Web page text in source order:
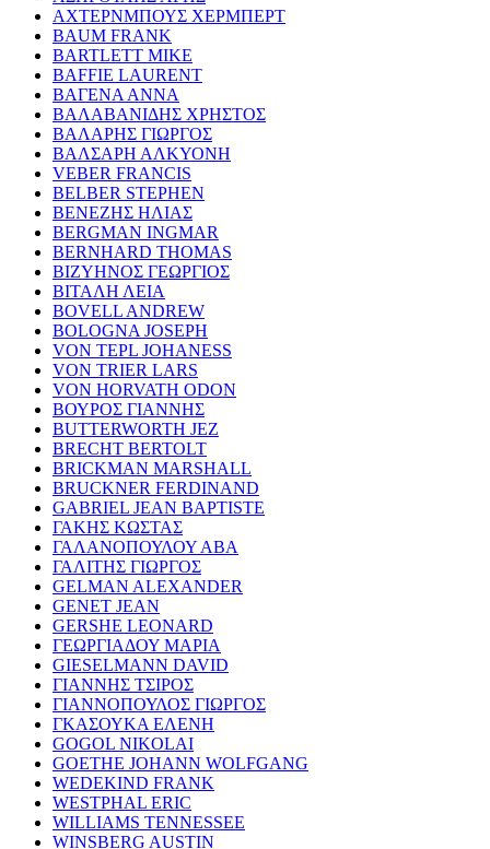
ΑΧΤΕΡΝΜΠΟΥΣ ΧΕΡΜΠΕΡΤ
BAUM FRANK
BARTLETT MIKE
BAFFIE LAURENT
ΒΑΓΕΝΑ ΑΝΝΑ
ΒΑΛΑΒΑΝΙΔΗΣ ΧΡΗΣΤΟΣ
ΒΑΛΑΡΗΣ ΓΙΩΡΓΟΣ
ΒΑΛΣΑΡΗ ΑΛΚΥΟΝΗ
VEBER FRANCIS
BELBER STEPHEN
ΒΕΝΕΖΗΣ ΗΛΙΑΣ
BERGMAN INGMAR
BERNHARD THOMAS
ΒΙΖΥΗΝΟΣ ΓΕΩΡΓΙΟΣ
ΒΙΤΑΛΗ ΛΕΙΑ
BOVELL ANDREW
BOLOGNA JOSEPH
VON TEPL JOHANESS
VON TRIER LARS
VON HORVATH ODON
ΒΟΥΡΟΣ ΓΙΑΝΝΗΣ
BUTTERWORTH JEZ
BRECHT BERTOLT
BRICKMAN MARSHALL
BRUCKNER FERDINAND
GABRIEL JEAN BAPTISTE
ΓΑΚΗΣ ΚΩΣΤΑΣ
ΓΑΛΑΝΟΠΟΥΛΟΥ ΑΒΑ
ΓΑΛΙΤΗΣ ΓΙΩΡΓΟΣ
GELMAN ALEXANDER
GENET JEAN
GERSHE LEONARD
ΓΕΩΡΓΙΑΔΟΥ ΜΑΡΙΑ
GIESELMANN DAVID
ΓΙΑΝΝΗΣ ΤΣΙΡΟΣ
ΓΙΑΝΝΟΠΟΥΛΟΣ ΓΙΩΡΓΟΣ
ΓΚΑΣΟΥΚΑ ΕΛΕΝΗ
GOGOL NIKOLAI
GOETHE JOHANN WOLFGANG
WEDEKIND FRANK
WESTPHAL ERIC
WILLIAMS TENNESSEE
WINSBERG AUSTIN